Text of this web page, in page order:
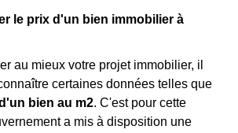
le prix d'un bien immobilier à
au mieux votre projet immobilier, il
certaines données telles que
bien au m2. C'est pour cette
a mis à disposition une